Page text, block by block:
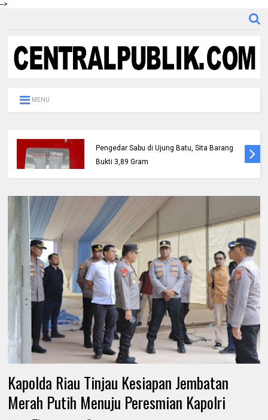
-->
MENU
Pengedar Sabu di Ujung Batu, Sita Barang
Bukti 3,89 Gram
Kapolda Riau Tinjau Kesiapan Jembatan
Merah Putih Menuju Peresmian Kapolri